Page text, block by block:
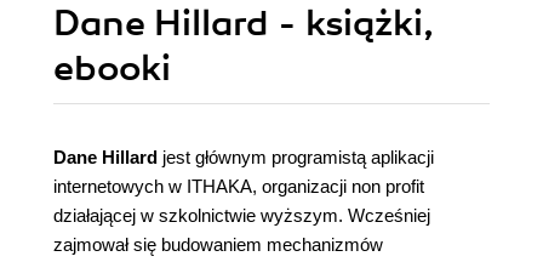
Dane Hillard - książki,
ebooki
Dane Hillard jest głównym programistą aplikacji
internetowych w ITHAKA, organizacji non profit
działającej w szkolnictwie wyższym. Wcześniej
zajmował się budowaniem mechanizmów